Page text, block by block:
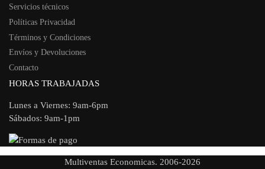
Servicios técnicos
Políticas Privacidad
Términos y Condiciones
Envíos y Devoluciones
Contacto
HORAS TRABAJADAS
Lunes a Viernes: 9am-6pm
Sábados: 9am-1pm
Multiventas Economicas. 2006-2026